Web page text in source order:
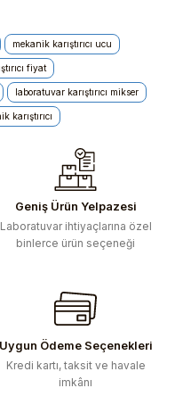
ve diğer
öneri formunu
mekanik karıştırıcı ucu
fiyat
laboratuvar karıştırıcı mikser
karıştırıcı
Geniş Ürün Yelpazesi
Laboratuvar ihtiyaçlarına özel
binlerce ürün seçeneği
Uygun Ödeme Seçenekleri
Kredi kartı, taksit ve havale
imkânı